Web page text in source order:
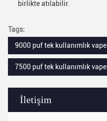
İletişim
birlikte atılabilir.
Tags:
9000 puf tek kullanımlık vape
7500 puf tek kullanımlık vape